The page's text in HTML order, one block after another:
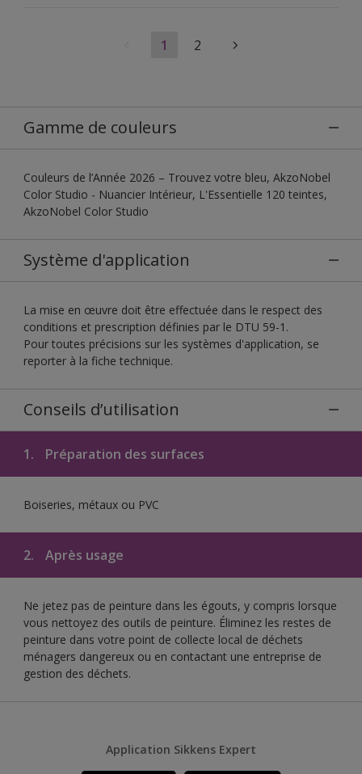
1 2
Gamme de couleurs
Couleurs de l’Année 2026 – Trouvez votre bleu, AkzoNobel
Color Studio - Nuancier Intérieur, L'Essentielle 120 teintes,
AkzoNobel Color Studio
Système d'application
La mise en œuvre doit être effectuée dans le respect des
conditions et prescription définies par le DTU 59-1.
Pour toutes précisions sur les systèmes d'application, se
reporter à la fiche technique.
Conseils d’utilisation
1. Préparation des surfaces
Boiseries, métaux ou PVC
2. Après usage
Ne jetez pas de peinture dans les égouts, y compris lorsque
vous nettoyez des outils de peinture. Éliminez les restes de
peinture dans votre point de collecte local de déchets
ménagers dangereux ou en contactant une entreprise de
gestion des déchets.
Application Sikkens Expert